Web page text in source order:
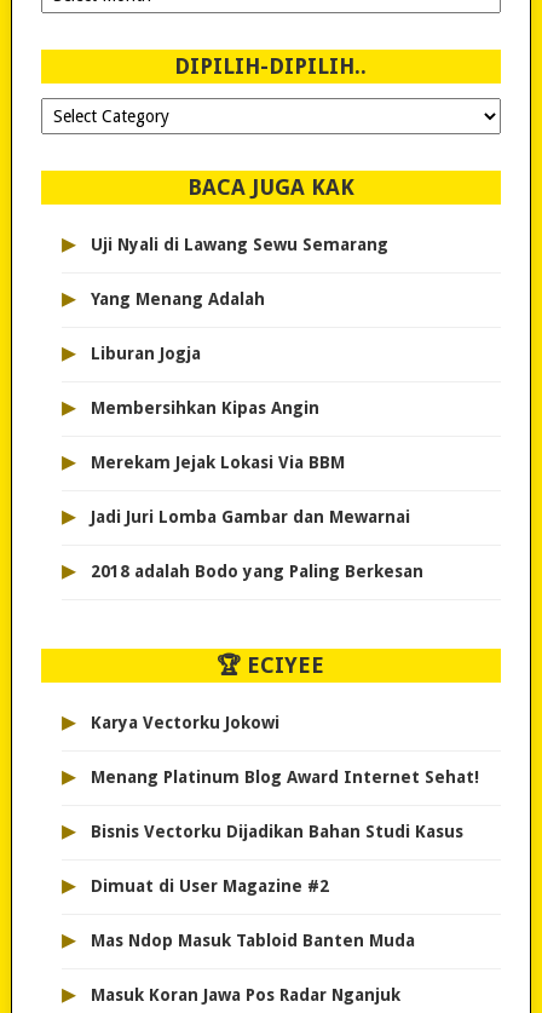
Sejak
DIPILIH-DIPILIH..
Dipilih-
dipilih..
BACA JUGA KAK
▸ Uji Nyali di Lawang Sewu Semarang
▸ Yang Menang Adalah
▸ Liburan Jogja
▸ Membersihkan Kipas Angin
▸ Merekam Jejak Lokasi Via BBM
▸ Jadi Juri Lomba Gambar dan Mewarnai
▸ 2018 adalah Bodo yang Paling Berkesan
🏆 ECIYEE
▸ Karya Vectorku Jokowi
▸ Menang Platinum Blog Award Internet Sehat!
▸ Bisnis Vectorku Dijadikan Bahan Studi Kasus
▸ Dimuat di User Magazine #2
▸ Mas Ndop Masuk Tabloid Banten Muda
▸ Masuk Koran Jawa Pos Radar Nganjuk